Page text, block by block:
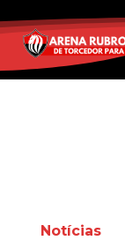
Notícias